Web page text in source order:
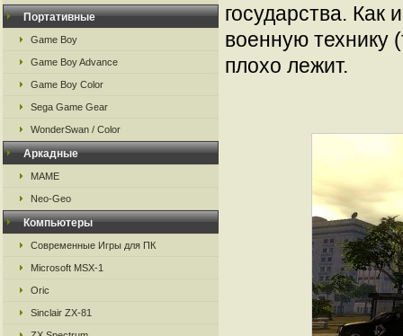
Портативные
Game Boy
Game Boy Advance
Game Boy Color
Sega Game Gear
WonderSwan / Color
Аркадные
MAME
Neo-Geo
Компьютеры
Современные Игры для ПК
Microsoft MSX-1
Oric
Sinclair ZX-81
государства. Как
военную технику
плохо лежит.